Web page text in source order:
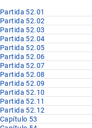
Partida 52.01
Partida 52.02
Partida 52.03
Partida 52.04
Partida 52.05
Partida 52.06
Partida 52.07
Partida 52.08
Partida 52.09
Partida 52.10
Partida 52.11
Partida 52.12
Capítulo 53